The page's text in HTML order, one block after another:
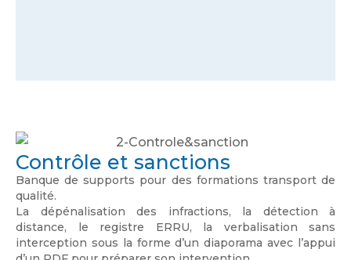
Contrôle et sanctions
Banque de supports pour des formations transport de
qualité.
La dépénalisation des infractions, la détection à
distance, le registre ERRU, la verbalisation sans
interception sous la forme d’un diaporama avec l’appui